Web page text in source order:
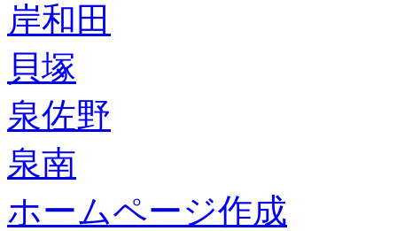
岸和田
貝塚
泉佐野
泉南
ホームページ作成